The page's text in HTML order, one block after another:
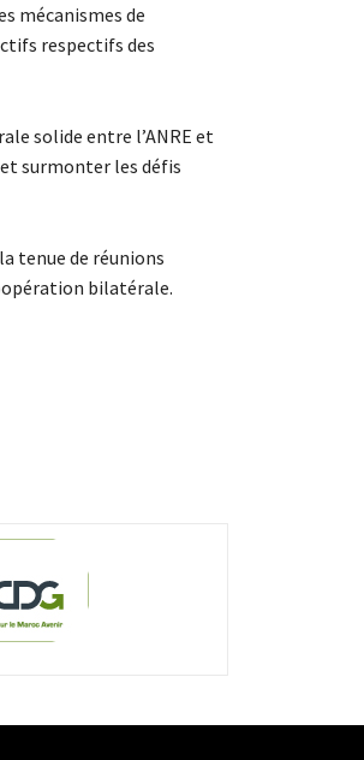
mécanismes de
respectifs des
solide entre l’ANRE et
surmonter les défis
tenue de réunions
bilatérale.